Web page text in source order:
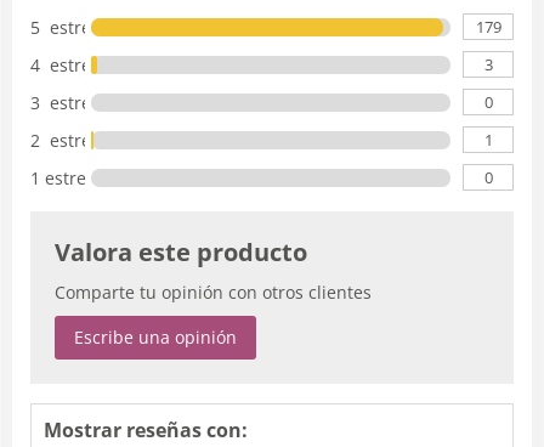
5 estrellas 179
4 estrellas 3
3 estrellas 0
2 estrellas 1
1 estrella 0
Valora este producto
Comparte tu opinión con otros clientes
Escribe una opinión
Mostrar reseñas con: